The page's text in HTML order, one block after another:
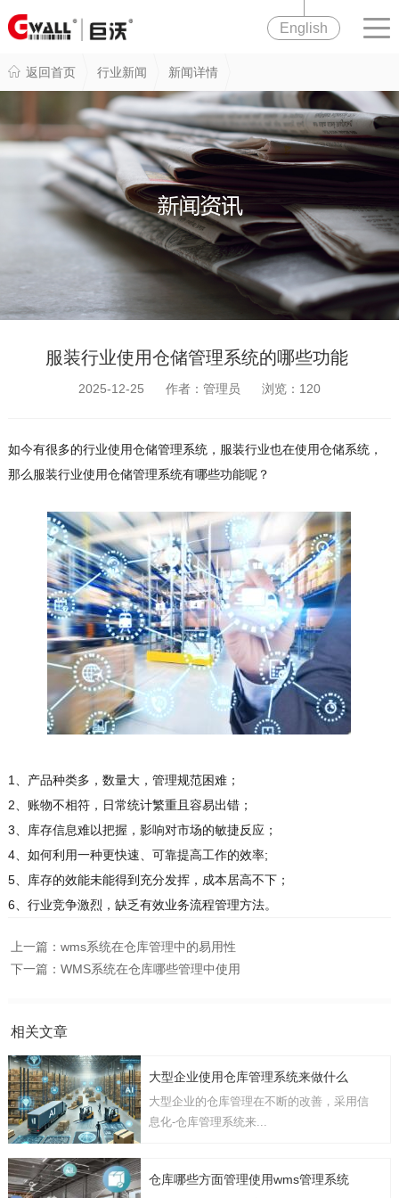
English
返回首页 行业新闻 新闻详情
服装行业使用仓储管理系统的哪些功能
2025-12-25 作者：管理员 浏览： 120
如今有很多的行业使用仓储管理系统，服装行业也在使用仓储系统，
那么服装行业使用仓储管理系统有哪些功能呢？
1、产品种类多，数量大，管理规范困难；
2、账物不相符，日常统计繁重且容易出错；
3、库存信息难以把握，影响对市场的敏捷反应；
4、如何利用一种更快速、可靠提高工作的效率;
5、库存的效能未能得到充分发挥，成本居高不下；
6、行业竞争激烈，缺乏有效业务流程管理方法。
上一篇： wms系统在仓库管理中的易用性
下一篇： WMS系统在仓库哪些管理中使用
相关文章
大型企业使用仓库管理系统来做什么
大型企业的仓库管理在不断的改善，采用信
息化-仓库管理系统来...
仓库哪些方面管理使用wms管理系统